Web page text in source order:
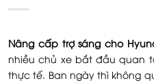
Nâng cấp trợ sáng cho
nhiều chủ xe bắt đầu quan
thực tế. Ban ngày thì không